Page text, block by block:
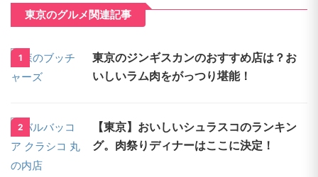
東京のグルメ関連記事
1
東京のジンギスカンのおすすめ店は？お
いしいラム肉をがっつり堪能！
2
【東京】おいしいシュラスコのランキン
グ。肉祭りディナーはここに決定！